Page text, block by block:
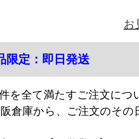
お
限定：即日発送
全て満たすご注文につ
阪倉庫から、ご注文のそ